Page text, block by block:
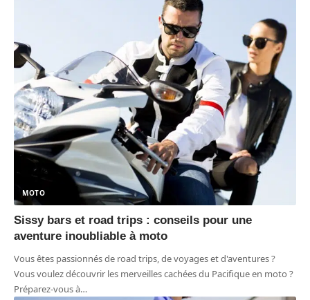
MOTO
Sissy bars et road trips : conseils pour une
aventure inoubliable à moto
Vous êtes passionnés de road trips, de voyages et d'aventures ?
Vous voulez découvrir les merveilles cachées du Pacifique en moto ?
Préparez-vous à…